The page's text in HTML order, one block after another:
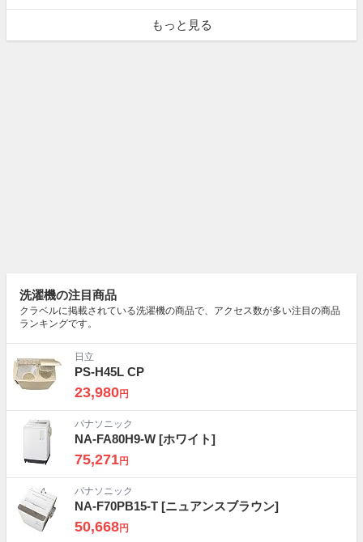
もっと見る
洗濯機の注目商品
クラベルに掲載されている洗濯機の商品で、アクセス数が多い注目の商品
ランキングです。
日立
PS-H45L CP
23,980円
パナソニック
NA-FA80H9-W [ホワイト]
75,271円
パナソニック
NA-F70PB15-T [ニュアンスブラウン]
50,668円